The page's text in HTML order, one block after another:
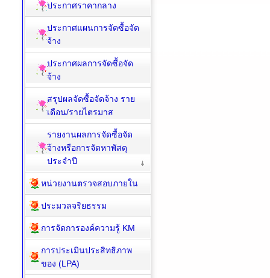
ประกาศราคากลาง
ประกาศแผนการจัดซื้อจัด
จ้าง
ประกาศผลการจัดซื้อจัด
จ้าง
สรุปผลจัดซื้อจัดจ้าง ราย
เดือน/รายไตรมาส
รายงานผลการจัดซื้อจัด
จ้างหรือการจัดหาพัสดุ
ประจำปี
หน่วยงานตรวจสอบภายใน
ประมวลจริยธรรม
การจัดการองค์ความรู้ KM
การประเมินประสิทธิภาพ
ของ (LPA)